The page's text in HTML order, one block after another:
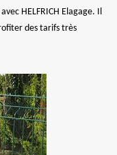
HELFRICH Elagage. Il
des tarifs très